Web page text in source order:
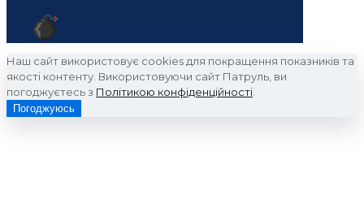
Наш сайт використовує cookies для покращення показників та
якості контенту. Використовуючи сайт Патруль, ви
погоджуєтесь з Політикою конфіденційності
Погоджуюсь